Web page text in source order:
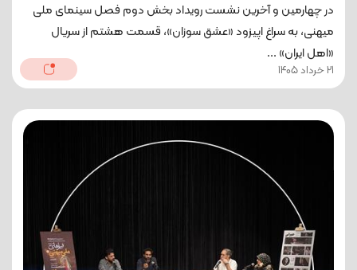
در چهارمین و آخرین نشست رویداد بخش دوم فصل سینمای ملی
میهنی، به سراغ اپیزود «عشق سوزان»، قسمت هشتم از سریال
«اهل ایران» ...
21 خرداد 1405